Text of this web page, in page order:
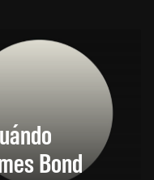
Bond